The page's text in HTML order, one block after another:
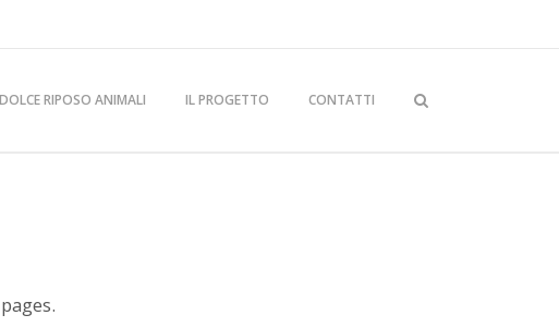
DOLCE RIPOSO ANIMALI IL PROGETTO CONTATTI